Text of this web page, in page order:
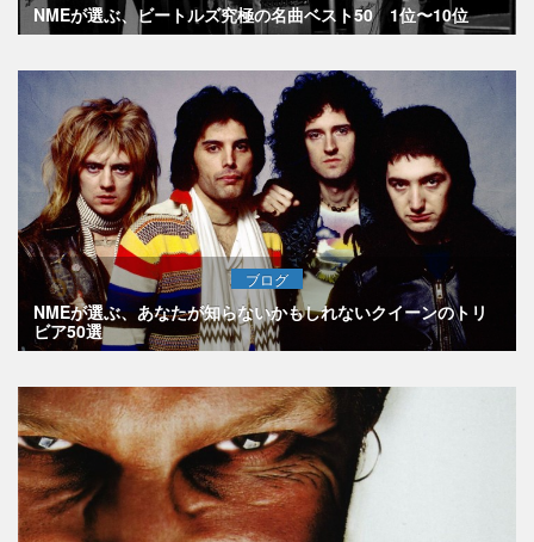
NMEが選ぶ、ビートルズ究極の名曲ベスト50 1位〜10位
ブログ
NMEが選ぶ、あなたが知らないかもしれないクイーンのトリ
ビア50選